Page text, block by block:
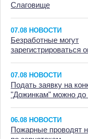
Слаговище
07.08 НОВОСТИ
Безработные могут
зарегистрироваться
07.08 НОВОСТИ
Подать заявку на
"Дожинкам" можно до
06.08 НОВОСТИ
Пожарные проводят